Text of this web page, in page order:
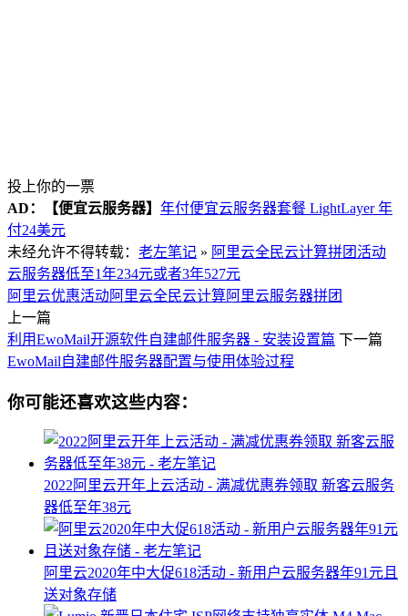
投上你的一票
AD：
【便宜云服务器】 年付便宜云服务器套餐 LightLayer 年
付24美元
未经允许不得转载： 老左笔记 » 阿里云全民云计算拼团活动
云服务器低至1年234元或者3年527元
阿里云优惠活动阿里云全民云计算阿里云服务器拼团
上一篇
利用EwoMail开源软件自建邮件服务器 - 安装设置篇 下一篇
EwoMail自建邮件服务器配置与使用体验过程
你可能还喜欢这些内容：
2022阿里云开年上云活动 - 满减优惠券领取 新客云服务
器低至年38元
阿里云2020年中大促618活动 - 新用户云服务器年91元且
送对象存储